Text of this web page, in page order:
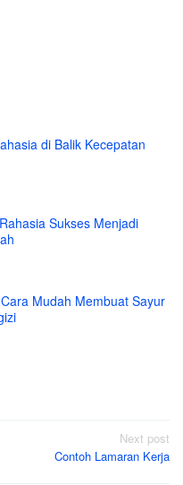
di Balik Kecepatan
Sukses Menjadi
Mudah Membuat Sayur
Next post
Contoh Lamaran Kerja